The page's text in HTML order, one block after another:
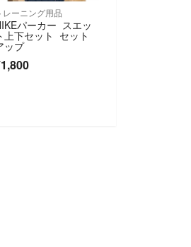
レーニング用品
パーカー スエッ
上下セット セット
ップ